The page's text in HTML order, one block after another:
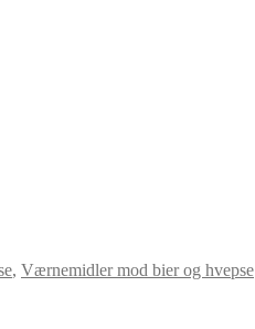
, Værnemidler mod bier og hvepse